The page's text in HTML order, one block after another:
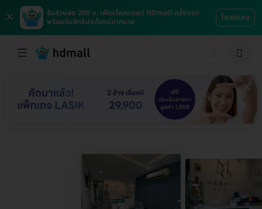
×
รับส่วนลด 200 บ. เพียงโหลดแอป HDmall ครั้งแรก
พร้อมรับสิทธิประโยชน์มากมาย
โหลดเลย